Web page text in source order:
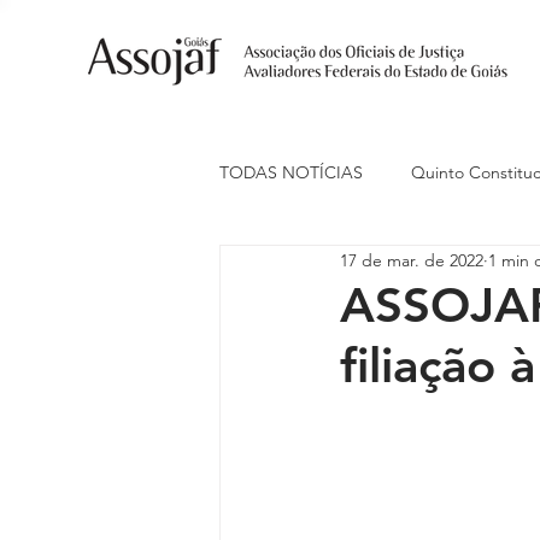
TODAS NOTÍCIAS Quinto
Ações Judiciais Carreira
Indenização de
filiação
17 de mar. de 2022 1 min